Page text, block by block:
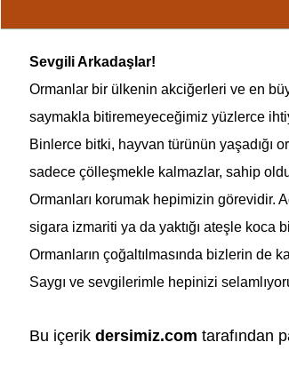
Sevgili Arkadaşlar!
Ormanlar bir ülkenin akciğerleri ve en
saymakla bitiremeyeceğimiz yüzlerce
Binlerce bitki, hayvan türünün yaşadığı
sadece çölleşmekle kalmazlar, sahip
Ormanları korumakhepimizin görevidir.
sigara izmariti ya da yaktığı ateşle koca
Ormanların çoğaltılmasında bizlerin de
Saygı ve sevgilerimle hepinizi
Bu içerik dersimiz.com tarafından